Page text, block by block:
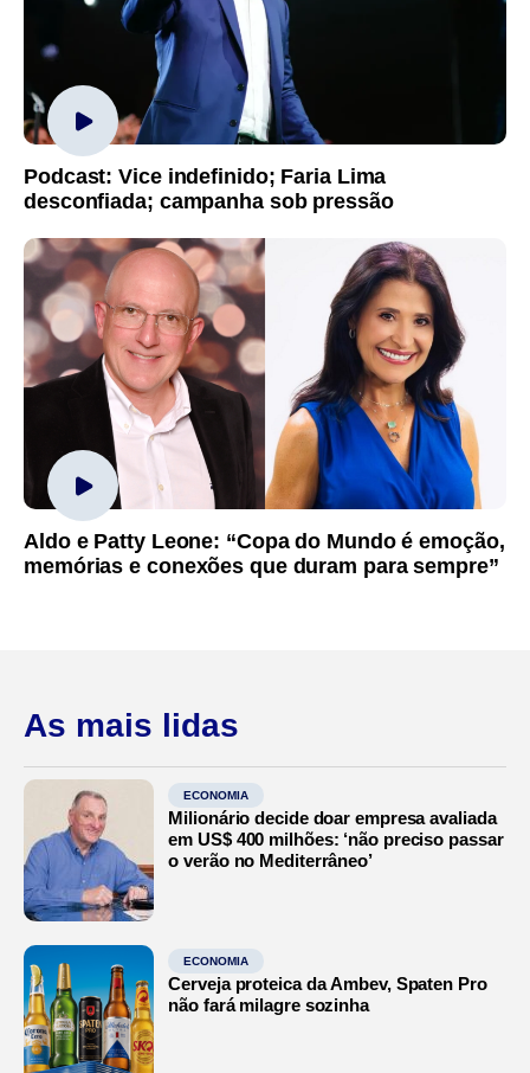
Podcast: Vice indefinido; Faria Lima
desconfiada; campanha sob pressão
Aldo e Patty Leone: “Copa do Mundo é emoção,
memórias e conexões que duram para sempre”
As mais lidas
ECONOMIA
Milionário decide doar empresa avaliada
em US$ 400 milhões: ‘não preciso passar
o verão no Mediterrâneo’
ECONOMIA
Cerveja proteica da Ambev, Spaten Pro
não fará milagre sozinha